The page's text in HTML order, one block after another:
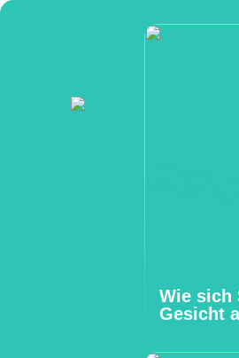
Wie sich
Gesicht